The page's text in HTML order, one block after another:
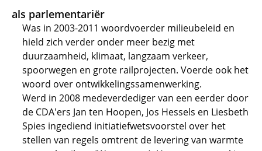
als parlementariër
Was in 2003-2011 woordvoerder milieubeleid en
hield zich verder onder meer bezig met
duurzaamheid, klimaat, langzaam verkeer,
spoorwegen en grote railprojecten. Voerde ook het
woord over ontwikkelingssamenwerking.
Werd in 2008 medeverdediger van een eerder door
de CDA'ers Jan ten Hoopen, Jos Hessels en Liesbeth
Spies ingediend initiatiefwetsvoorstel over het
stellen van regels omtrent de levering van warmte